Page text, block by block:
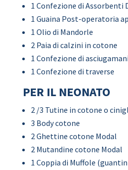
1 Confezione di Assorbenti
1 Guaina Post-operatoria
1 Olio di Mandorle
2 Paia di calzini in cotone
1 Confezione di
1 Confezione di traverse
PER IL NEONATO
2 /3 Tutine in cotone o
3 Body cotone
2 Ghettine cotone Modal
2 Mutandine cotone Modal
1 Coppia di Muffole